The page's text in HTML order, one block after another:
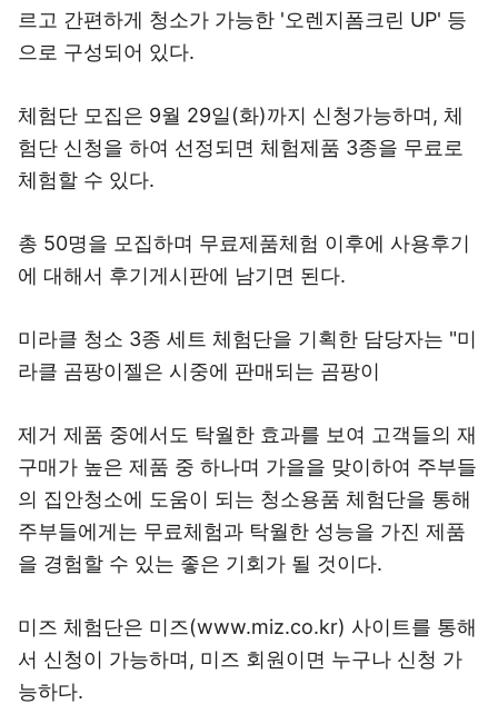
르고 간편하게 청소가 가능한 '오렌지폼크린 UP' 등
으로 구성되어 있다.
체험단 모집은 9월 29일(화)까지 신청가능하며, 체
험단 신청을 하여 선정되면 체험제품 3종을 무료로
체험할 수 있다.
총 50명을 모집하며 무료제품체험 이후에 사용후기
에 대해서 후기게시판에 남기면 된다.
미라클 청소 3종 세트 체험단을 기획한 담당자는 "미
라클 곰팡이젤은 시중에 판매되는 곰팡이
제거 제품 중에서도 탁월한 효과를 보여 고객들의 재
구매가 높은 제품 중 하나며 가을을 맞이하여 주부들
의 집안청소에 도움이 되는 청소용품 체험단을 통해
주부들에게는 무료체험과 탁월한 성능을 가진 제품
을 경험할 수 있는 좋은 기회가 될 것이다.
미즈 체험단은 미즈(www.miz.co.kr) 사이트를 통해
서 신청이 가능하며, 미즈 회원이면 누구나 신청 가
능하다.